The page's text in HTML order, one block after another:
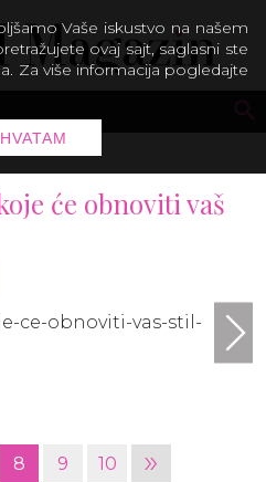
će obnoviti vaš
8 9 10 »
Vaše iskustvo na našem
ovaj sajt, saglasni ste
Za više informacija pogledajte